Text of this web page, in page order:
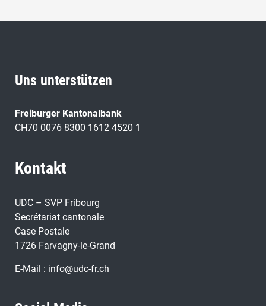
Uns unterstützen
Freiburger Kantonalbank
CH70 0076 8300 1612 4520 1
Kontakt
UDC – SVP Fribourg
Secrétariat cantonale
Case Postale
1726 Farvagny-le-Grand
E-Mail : info@udc-fr.ch